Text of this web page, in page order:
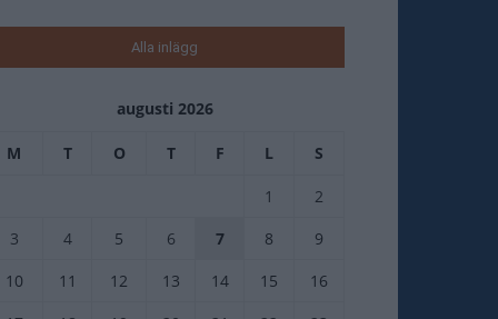
Alla inlägg
augusti 2026
M T O T F L S
1
2
3
4 5 6 7 8
9
10
11 12 13 14 15
16